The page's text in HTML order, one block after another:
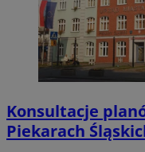
Konsultacje
Piekarach